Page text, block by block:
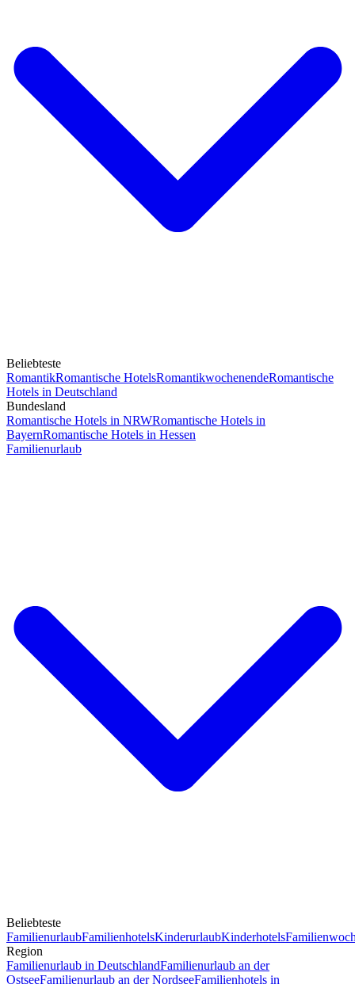
Beliebteste
RomantikRomantische HotelsRomantikwochenendeRomantische
Hotels in Deutschland
Bundesland
Romantische Hotels in NRWRomantische Hotels in
BayernRomantische Hotels in Hessen
Familienurlaub
Beliebteste
FamilienurlaubFamilienhotelsKinderurlaubKinderhotels
Region
Familienurlaub in DeutschlandFamilienurlaub an der
OstseeFamilienurlaub an der NordseeFamilienhotels in